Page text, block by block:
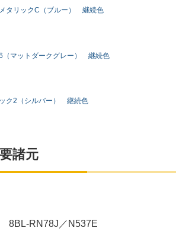
タリックC（ブルー） 継続色
（マットダークグレー） 継続色
ク2（シルバー） 継続色
諸元
8BL-RN78J／N537E